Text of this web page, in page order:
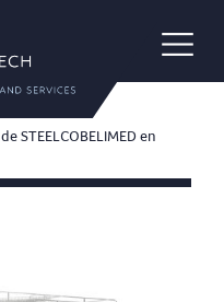
& Tech
Equipment and Services
STEELCOBELIMED en